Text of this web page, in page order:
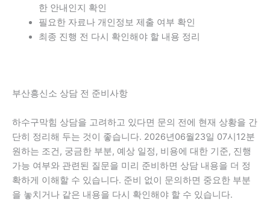
한 안내인지 확인
필요한 자료나 개인정보 제출 여부 확인
최종 진행 전 다시 확인해야 할 내용 정리
부산흥신소 상담 전 준비사항
하수구막힘 상담을 고려하고 있다면 문의 전에 현재 상황을 간
단히 정리해 두는 것이 좋습니다. 2026년06월23일 07시12분
원하는 조건, 궁금한 부분, 예상 일정, 비용에 대한 기준, 진행
가능 여부와 관련된 질문을 미리 준비하면 상담 내용을 더 정
확하게 이해할 수 있습니다. 준비 없이 문의하면 중요한 부분
을 놓치거나 같은 내용을 다시 확인해야 할 수 있습니다.